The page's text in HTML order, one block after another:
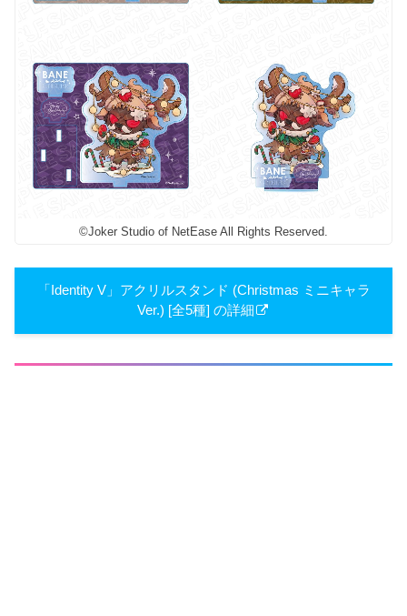
©Joker Studio of NetEase All Rights Reserved.
「Identity V」アクリルスタンド (Christmas ミニキャラ
Ver.) [全5種] の詳細